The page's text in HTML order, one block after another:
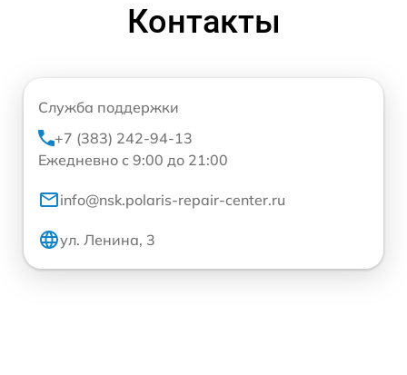
Контакты
Служба поддержки
+7 (383) 242-94-13
Ежедневно с 9:00 до 21:00
info@nsk.polaris-repair-center.ru
ул. Ленина, 3